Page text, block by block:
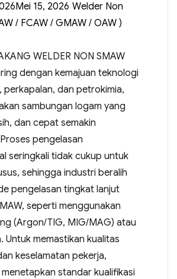
15, 2026 Welder Non
/ FCAW / GMAW / OAW )
WELDER NON SMAW
dengan kemajuan teknologi
perkapalan, dan petrokimia,
sambungan logam yang
dan cepat semakin
pengelasan
seringkali tidak cukup untuk
sehingga industri beralih
pengelasan tingkat lanjut
seperti menggunakan
(Argon/TIG, MIG/MAG) atau
Untuk memastikan kualitas
keselamatan pekerja,
standar kualifikasi